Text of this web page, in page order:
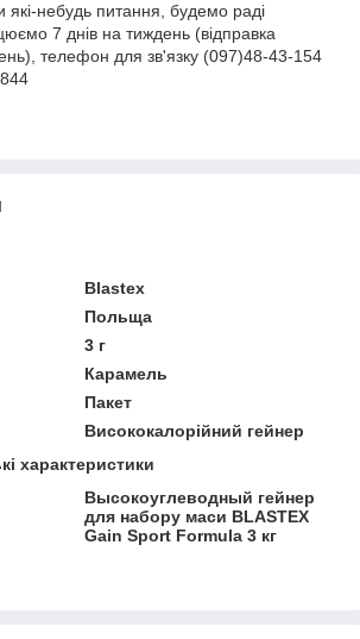
небудь питання, будемо раді
7 днів на тиждень (відправка
телефон для зв'язку (097)48-43-154
Blastex
Польща
3 г
Карамель
Пакет
Висококалорійний гейнер
характеристики
Высокоуглеводный гейнер
для набору маси BLASTEX
Gain Sport Formula 3 кг